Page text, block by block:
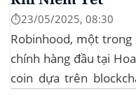
⏱️23/05/2025, 08:30
Robinhood, một
chính hàng đầu tại
coin dựa trên